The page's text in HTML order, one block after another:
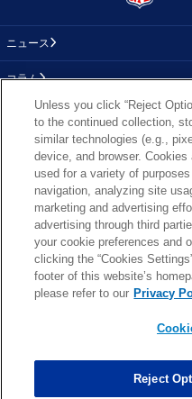
ニュース
コラム
More NFL
TOP お
PHOTO BY AP
Unless you click “Reject
to the continued collection,
similar technologies (e.g.,
device, and browser.
used for a variety of
navigation, analyzing site
marketing and advertising
advertising through third
your cookie preferences and
clicking the “Cookies
footer of this website’s
please refer to our Privacy
Reject